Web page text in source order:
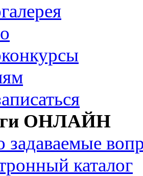
ОНЛАЙН
задаваемые
каталог